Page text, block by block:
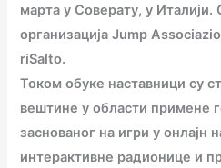
марта у Соверату, у Италији.
организација Jump
riSalto.
Током обуке наставници су
вештине у области примене
заснованог на игри у онлајн
интерактивне радионице и